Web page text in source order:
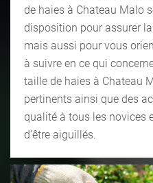
de haies à Chateau Malo
disposition pour assurer
mais aussi pour vous
à suivre en ce qui
taille de haies à Chateau
pertinents ainsi que des
qualité à tous les novices
d’être aiguillés.